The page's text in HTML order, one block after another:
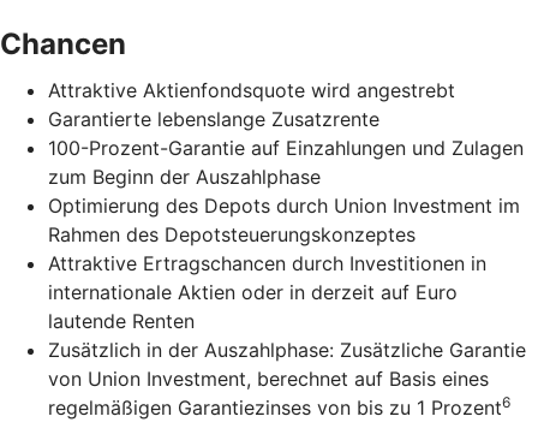
Chancen
Attraktive Aktienfondsquote wird angestrebt
Garantierte lebenslange Zusatzrente
100-Prozent-Garantie auf Einzahlungen und Zulagen
zum Beginn der Auszahlphase
Optimierung des Depots durch Union Investment im
Rahmen des Depotsteuerungskonzeptes
Attraktive Ertragschancen durch Investitionen in
internationale Aktien oder in derzeit auf Euro
lautende Renten
Zusätzlich in der Auszahlphase: Zusätzliche Garantie
von Union Investment, berechnet auf Basis eines
regelmäßigen Garantiezinses von bis zu 1 Prozent6